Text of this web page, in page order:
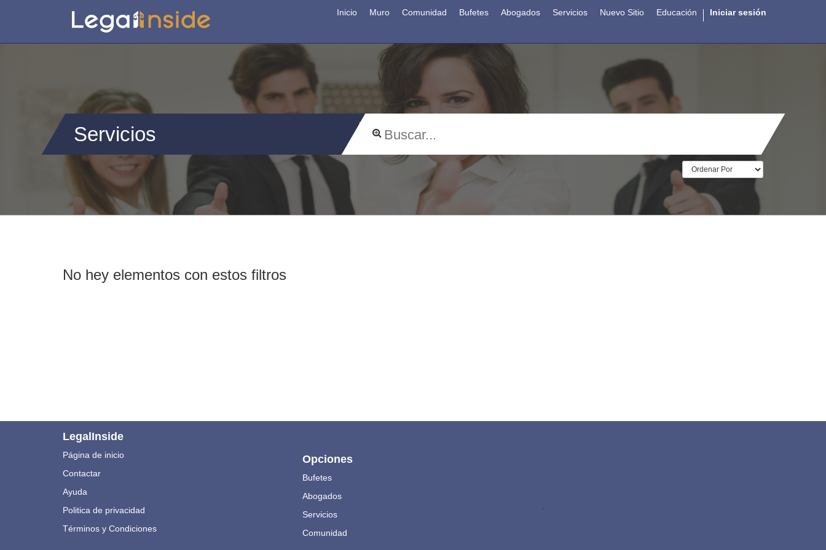
Inicio Muro Comunidad Bufetes Abogados Servicios Nuevo Sitio Educación Iniciar sesión
Servicios
No hey elementos con estos filtros
LegalInside
Página de inicio
Contactar
Ayuda
Politica de privacidad
Términos y Condiciones
Opciones
Bufetes
Abogados
Servicios
Comunidad
.